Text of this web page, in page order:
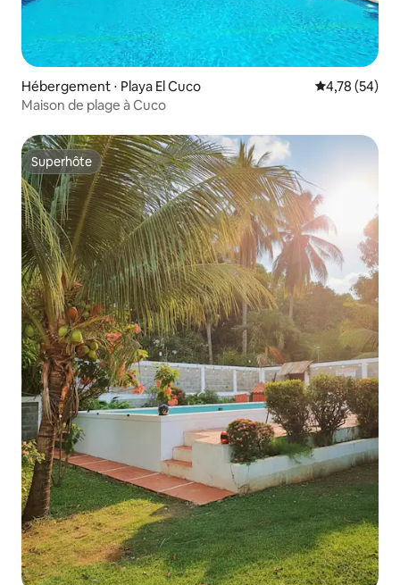
Hébergement ⋅ Playa El Cuco Évaluation
4,78 (54)
Maison de plage à Cuco
Superhôte
Superhôte